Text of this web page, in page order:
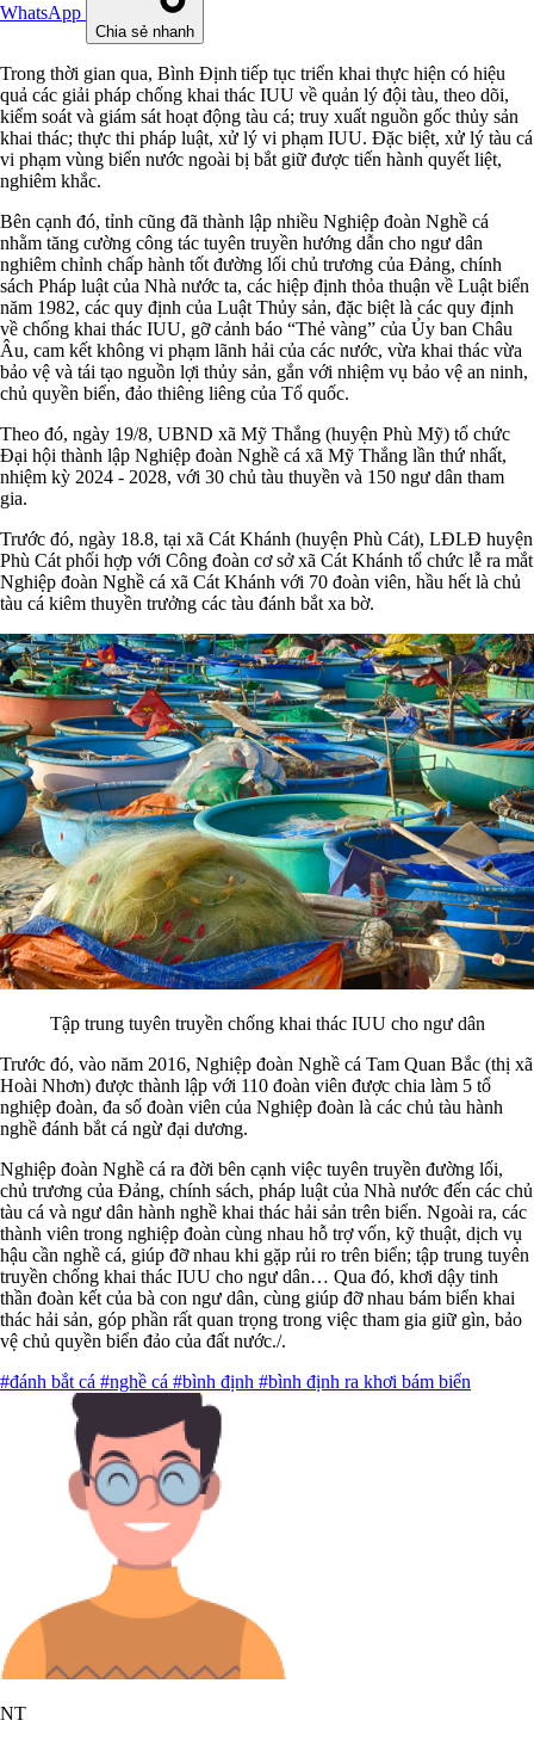
WhatsApp
Chia sẻ nhanh
Trong thời gian qua, Bình Định tiếp tục triển khai thực hiện có hiệu
quả các giải pháp chống khai thác IUU về quản lý đội tàu, theo dõi,
kiểm soát và giám sát hoạt động tàu cá; truy xuất nguồn gốc thủy sản
khai thác; thực thi pháp luật, xử lý vi phạm IUU. Đặc biệt, xử lý tàu cá
vi phạm vùng biển nước ngoài bị bắt giữ được tiến hành quyết liệt,
nghiêm khắc.
Bên cạnh đó, tỉnh cũng đã thành lập nhiều Nghiệp đoàn Nghề cá
nhằm tăng cường công tác tuyên truyền hướng dẫn cho ngư dân
nghiêm chỉnh chấp hành tốt đường lối chủ trương của Đảng, chính
sách Pháp luật của Nhà nước ta, các hiệp định thỏa thuận về Luật biển
năm 1982, các quy định của Luật Thủy sản, đặc biệt là các quy định
về chống khai thác IUU, gỡ cảnh báo “Thẻ vàng” của Ủy ban Châu
Âu, cam kết không vi phạm lãnh hải của các nước, vừa khai thác vừa
bảo vệ và tái tạo nguồn lợi thủy sản, gắn với nhiệm vụ bảo vệ an ninh,
chủ quyền biển, đảo thiêng liêng của Tổ quốc.
Theo đó, ngày 19/8, UBND xã Mỹ Thắng (huyện Phù Mỹ) tổ chức
Đại hội thành lập Nghiệp đoàn Nghề cá xã Mỹ Thắng lần thứ nhất,
nhiệm kỳ 2024 - 2028, với 30 chủ tàu thuyền và 150 ngư dân tham
gia.
Trước đó, ngày 18.8, tại xã Cát Khánh (huyện Phù Cát), LĐLĐ huyện
Phù Cát phối hợp với Công đoàn cơ sở xã Cát Khánh tổ chức lễ ra mắt
Nghiệp đoàn Nghề cá xã Cát Khánh với 70 đoàn viên, hầu hết là chủ
tàu cá kiêm thuyền trưởng các tàu đánh bắt xa bờ.
Tập trung tuyên truyền chống khai thác IUU cho ngư dân
Trước đó, vào năm 2016, Nghiệp đoàn Nghề cá Tam Quan Bắc (thị xã
Hoài Nhơn) được thành lập với 110 đoàn viên được chia làm 5 tổ
nghiệp đoàn, đa số đoàn viên của Nghiệp đoàn là các chủ tàu hành
nghề đánh bắt cá ngừ đại dương.
Nghiệp đoàn Nghề cá ra đời bên cạnh việc tuyên truyền đường lối,
chủ trương của Đảng, chính sách, pháp luật của Nhà nước đến các chủ
tàu cá và ngư dân hành nghề khai thác hải sản trên biển. Ngoài ra, các
thành viên trong nghiệp đoàn cùng nhau hỗ trợ vốn, kỹ thuật, dịch vụ
hậu cần nghề cá, giúp đỡ nhau khi gặp rủi ro trên biển; tập trung tuyên
truyền chống khai thác IUU cho ngư dân… Qua đó, khơi dậy tinh
thần đoàn kết của bà con ngư dân, cùng giúp đỡ nhau bám biển khai
thác hải sản, góp phần rất quan trọng trong việc tham gia giữ gìn, bảo
vệ chủ quyền biển đảo của đất nước./.
#đánh bắt cá #nghề cá #bình định #bình định ra khơi bám biển
NT